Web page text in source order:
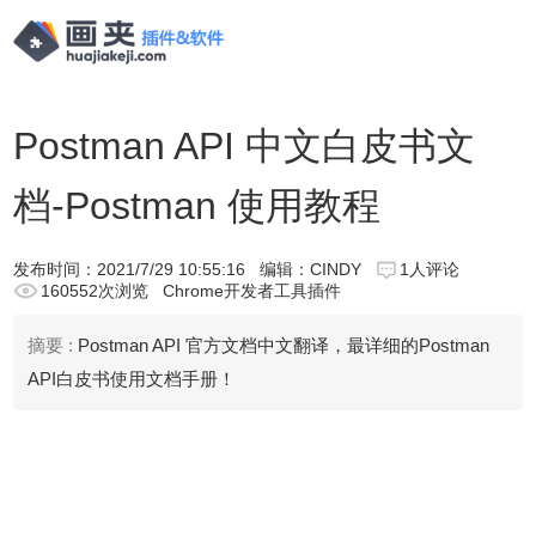
Postman API 中文白皮书文
档-Postman 使用教程
发布时间： 2021/7/29 10:55:16 编辑：CINDY
1人评论
160552次浏览
Chrome开发者工具插件
摘要 : Postman API 官方文档中文翻译，最详细的Postman
API白皮书使用文档手册！